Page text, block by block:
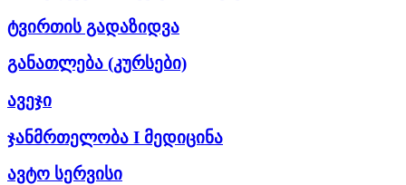
ტვირთის გადაზიდვა
განათლება (კურსები)
ავეჯი
ჯანმრთელობა I მედიცინა
ავტო სერვისი